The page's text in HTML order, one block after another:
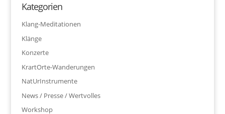
Kategorien
Klang-Meditationen
Klänge
Konzerte
KrartOrte-Wanderungen
NatUrInstrumente
News / Presse / Wertvolles
Workshop